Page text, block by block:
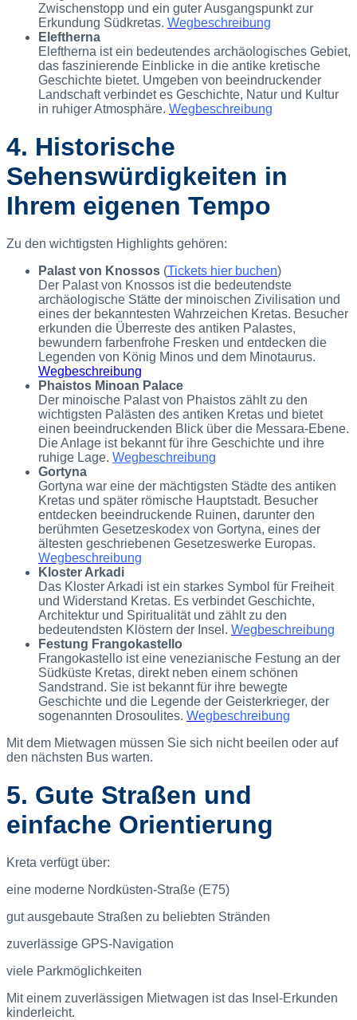
Zwischenstopp und ein guter Ausgangspunkt zur
Erkundung Südkretas. Wegbeschreibung
Eleftherna
Eleftherna ist ein bedeutendes archäologisches Gebiet,
das faszinierende Einblicke in die antike kretische
Geschichte bietet. Umgeben von beeindruckender
Landschaft verbindet es Geschichte, Natur und Kultur
in ruhiger Atmosphäre. Wegbeschreibung
4. Historische
Sehenswürdigkeiten in
Ihrem eigenen Tempo
Zu den wichtigsten Highlights gehören:
Palast von Knossos (Tickets hier buchen)
Der Palast von Knossos ist die bedeutendste
archäologische Stätte der minoischen Zivilisation und
eines der bekanntesten Wahrzeichen Kretas. Besucher
erkunden die Überreste des antiken Palastes,
bewundern farbenfrohe Fresken und entdecken die
Legenden von König Minos und dem Minotaurus.
Wegbeschreibung
Phaistos Minoan Palace
Der minoische Palast von Phaistos zählt zu den
wichtigsten Palästen des antiken Kretas und bietet
einen beeindruckenden Blick über die Messara-Ebene.
Die Anlage ist bekannt für ihre Geschichte und ihre
ruhige Lage. Wegbeschreibung
Gortyna
Gortyna war eine der mächtigsten Städte des antiken
Kretas und später römische Hauptstadt. Besucher
entdecken beeindruckende Ruinen, darunter den
berühmten Gesetzeskodex von Gortyna, eines der
ältesten geschriebenen Gesetzeswerke Europas.
Wegbeschreibung
Kloster Arkadi
Das Kloster Arkadi ist ein starkes Symbol für Freiheit
und Widerstand Kretas. Es verbindet Geschichte,
Architektur und Spiritualität und zählt zu den
bedeutendsten Klöstern der Insel. Wegbeschreibung
Festung Frangokastello
Frangokastello ist eine venezianische Festung an der
Südküste Kretas, direkt neben einem schönen
Sandstrand. Sie ist bekannt für ihre bewegte
Geschichte und die Legende der Geisterkrieger, der
sogenannten Drosoulites. Wegbeschreibung
Mit dem Mietwagen müssen Sie sich nicht beeilen oder auf
den nächsten Bus warten.
5. Gute Straßen und
einfache Orientierung
Kreta verfügt über:
eine moderne Nordküsten-Straße (E75)
gut ausgebaute Straßen zu beliebten Stränden
zuverlässige GPS-Navigation
viele Parkmöglichkeiten
Mit einem zuverlässigen Mietwagen ist das Insel-Erkunden
kinderleicht.